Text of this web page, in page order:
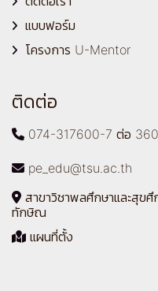
แบบฟอร์ม
โครงการ U-Mentor
ติดต่อ
074-317600-7 ต่อ
pe_edu@tsu.ac.th
สาขาวิชาพลศึกษาและสุข
ทักษิณ
แผนที่ตั้ง